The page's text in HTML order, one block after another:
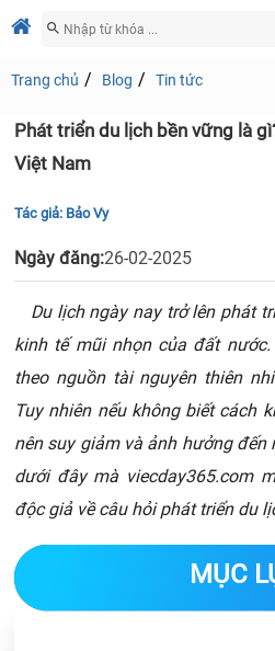
Trang chủ Blog Tin tức
Phát triển du lịch bền vững là
Việt Nam
Tác giả: Bảo Vy
Ngày đăng:26-02-2025
Du lịch ngày nay trở lên phát
kinh tế mũi nhọn của đất
theo nguồn tài nguyên thiên
Tuy nhiên nếu không biết cách
nên suy giảm và ảnh hưởng đến
dưới đây mà viecday365.com
độc giả về câu hỏi phát triển du
MỤC